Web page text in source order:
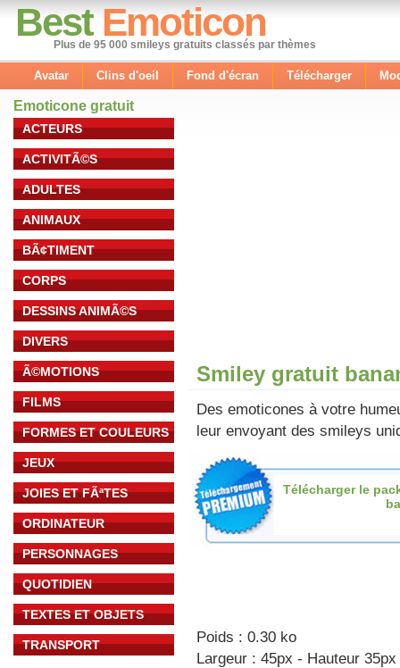
Best Emoticon
Plus de 95 000 smileys gratuits classés par thèmes
Avatar Clins d'oeil Fond d'écran Télécharger
Emoticone gratuit
ACTEURS
ACTIVITÃ©S
ADULTES
ANIMAUX
BÃ¢TIMENT
CORPS
DESSINS ANIMÃ©S
DIVERS
Ã©MOTIONS
FILMS
FORMES ET COULEURS
JEUX
JOIES ET FÃªTES
ORDINATEUR
PERSONNAGES
QUOTIDIEN
TEXTES ET OBJETS
TRANSPORT
Smiley gratuit
Des emoticones à votre
leur envoyant des smileys
Télécharger le
Poids : 0.30 ko
Largeur : 45px - Hauteur 35px